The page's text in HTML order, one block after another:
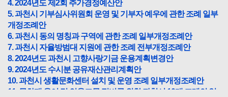
4. 2024년도 제2회 추가경정예산안
5. 과천시 기부심사위원회 운영 및 기부자 예우에 관한 조례 일부
개정조례안
6. 과천시 동의 명칭과 구역에 관한 조례 일부개정조례안
7. 과천시 자율방범대 지원에 관한 조례 전부개정조례안
8. 2024년도 과천시 고향사랑기금 운용계획변경안
9. 2024년도 수시분 공유재산관리계획안
10. 과천시 생활문화센터 설치 및 운영 조례 일부개정조례안
11. 문화재 용어 및 인용조문 정비를 위한 과천시 10개 조례의 일